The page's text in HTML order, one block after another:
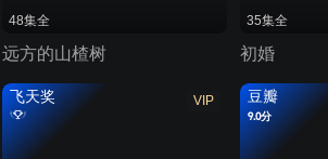
48集全
远方的山楂树
35集全
初婚
VIP
飞天奖 豆瓣
9.0分